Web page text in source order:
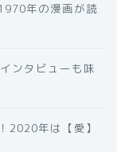
年の漫画が読
ンタビューも味
2020年は【愛】